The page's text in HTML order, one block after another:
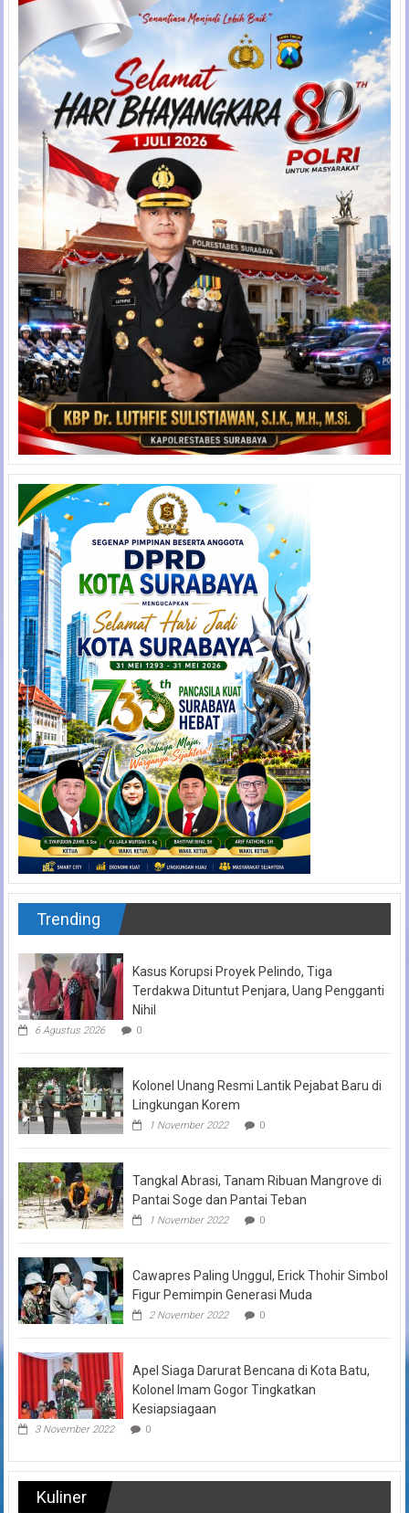
Trending
Kasus Korupsi Proyek Pelindo, Tiga
Terdakwa Dituntut Penjara, Uang Pengganti
Nihil
6 Agustus 2026 0
Kolonel Unang Resmi Lantik Pejabat Baru di
Lingkungan Korem
1 November 2022 0
Tangkal Abrasi, Tanam Ribuan Mangrove di
Pantai Soge dan Pantai Teban
1 November 2022 0
Cawapres Paling Unggul, Erick Thohir Simbol
Figur Pemimpin Generasi Muda
2 November 2022 0
Apel Siaga Darurat Bencana di Kota Batu,
Kolonel Imam Gogor Tingkatkan
Kesiapsiagaan
3 November 2022 0
Kuliner